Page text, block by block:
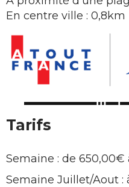
En centre ville : 0,8km
Tarifs
Semaine : de 650,00€
Semaine Juillet/Aout :